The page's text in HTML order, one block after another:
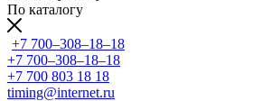
По каталогу
+7 700‒308‒18‒18
+7 700‒308‒18‒18
+7 700 803 18 18
timing@internet.ru